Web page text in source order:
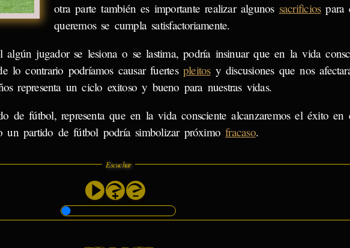
otra parte también es importante realizar algunos sacrificiospara
queremos se cumpla satisfactoriamente.
jugador se lesiona o se lastima, podría insinuar que en la vida
lo contrario podríamos causar fuertes pleitosy discusiones que nos
representa un ciclo exitoso y bueno para nuestras vidas.
de fútbol, representa que en la vida consciente alcanzaremos el éxito en
un partido de fútbol podría simbolizar próximofracaso.
Escuchar